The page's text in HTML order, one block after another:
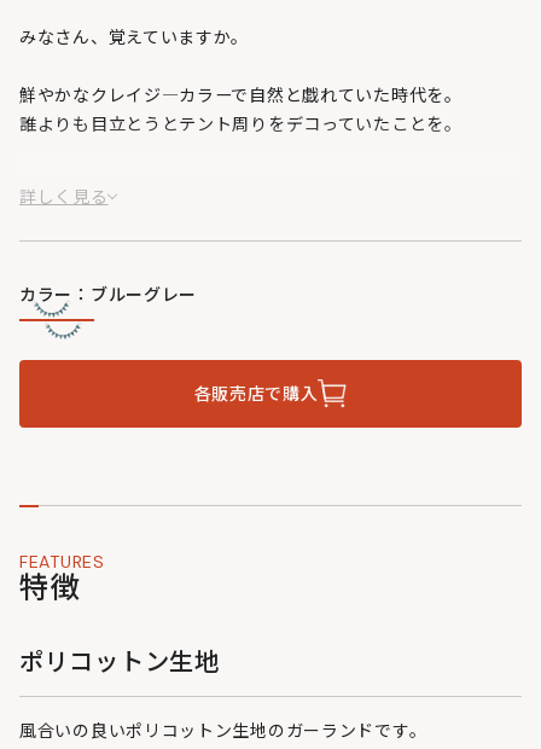
みなさん、覚えていますか。
鮮やかなクレイジ―カラーで自然と戯れていた時代を。
誰よりも目立とうとテント周りをデコっていたことを。
このアイテムも、だいたいそんな感じのためのものです。
詳しく見る
カラー：ブルーグレー
各販売店で購入
FEATURES
特徴
ポリコットン生地
風合いの良いポリコットン生地のガーランドです。